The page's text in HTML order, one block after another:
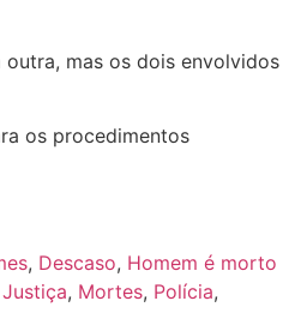
mas os dois envolvidos
os procedimentos
, Descaso, Homem é morto
Justiça, Mortes, Polícia,